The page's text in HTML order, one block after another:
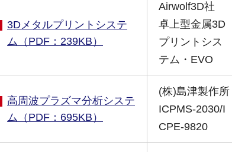
3Dメタルプリントシステ
ム（PDF：239KB）
Airwolf3D社
卓上型金属3D
プリントシス
テム・EVO
高周波プラズマ分析システ
ム（PDF：695KB）
(株)島津製作所
ICPMS-2030/I
CPE-9820